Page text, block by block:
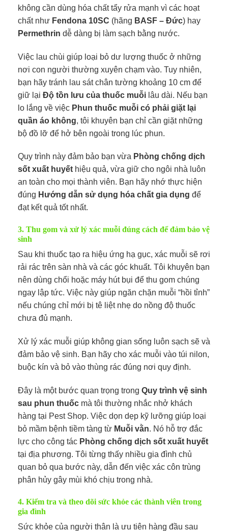
không cần dùng hóa chất tẩy rửa mạnh vì các hoạt
chất như Fendona 10SC (hãng BASF – Đức) hay
Permethrin dễ dàng bị làm sạch bằng nước.
Việc lau chùi giúp loại bỏ dư lượng thuốc ở những
nơi con người thường xuyên chạm vào. Tuy nhiên,
bạn hãy tránh lau sát chân tường khoảng 10 cm để
giữ lại Độ tồn lưu của thuốc muỗi lâu dài. Nếu bạn
lo lắng về việc Phun thuốc muỗi có phải giặt lại
quần áo không, tôi khuyên bạn chỉ cần giặt những
bộ đồ lỡ để hở bên ngoài trong lúc phun.
Quy trình này đảm bảo bạn vừa Phòng chống dịch
sốt xuất huyết hiệu quả, vừa giữ cho ngôi nhà luôn
an toàn cho mọi thành viên. Bạn hãy nhớ thực hiện
đúng Hướng dẫn sử dụng hóa chất gia dụng để
đạt kết quả tốt nhất.
3. Thu gom và xử lý xác muỗi đúng cách để đảm bảo vệ
sinh
Sau khi thuốc tạo ra hiệu ứng hạ gục, xác muỗi sẽ rơi
rải rác trên sàn nhà và các góc khuất. Tôi khuyên bạn
nên dùng chổi hoặc máy hút bụi để thu gom chúng
ngay lập tức. Việc này giúp ngăn chặn muỗi “hồi tỉnh”
nếu chúng chỉ mới bị tê liệt nhẹ do nồng độ thuốc
chưa đủ mạnh.
Xử lý xác muỗi giúp không gian sống luôn sạch sẽ và
đảm bảo vệ sinh. Bạn hãy cho xác muỗi vào túi nilon,
buộc kín và bỏ vào thùng rác đúng nơi quy định.
Đây là một bước quan trọng trong Quy trình vệ sinh
sau phun thuốc mà tôi thường nhắc nhở khách
hàng tại Pest Shop. Việc dọn dẹp kỹ lưỡng giúp loại
bỏ mầm bệnh tiềm tàng từ Muỗi vằn. Nó hỗ trợ đắc
lực cho công tác Phòng chống dịch sốt xuất huyết
tại địa phương. Tôi từng thấy nhiều gia đình chủ
quan bỏ qua bước này, dẫn đến việc xác côn trùng
phân hủy gây mùi khó chịu trong nhà.
4. Kiểm tra và theo dõi sức khỏe các thành viên trong
gia đình
Sức khỏe của người thân là ưu tiên hàng đầu sau